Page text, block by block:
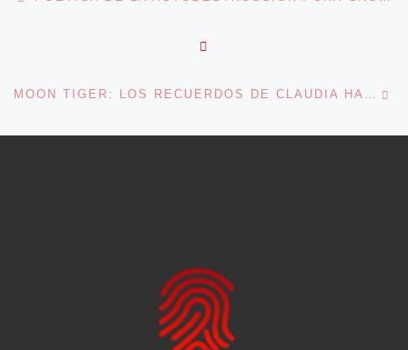
MOON TIGER: LOS RECUERDOS DE CLAUDIA HAMPTON